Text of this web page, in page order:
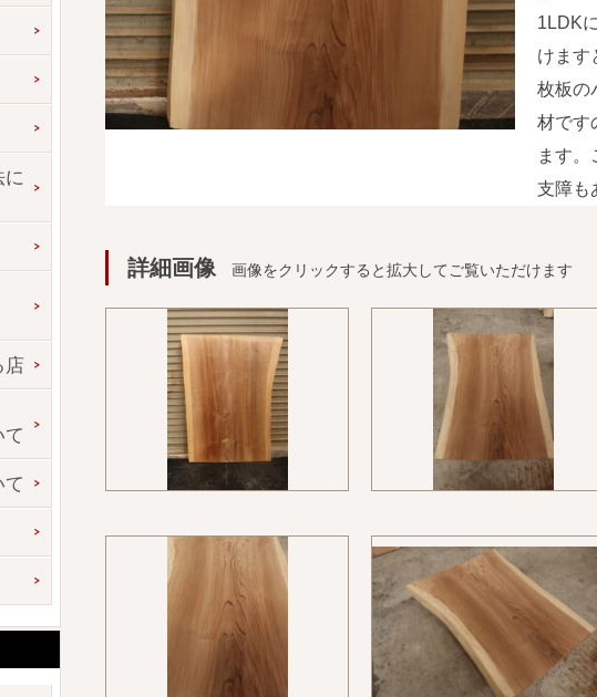
1LDK
けます
枚板の
材です
ます
支障も
詳細画像 画像をクリックすると拡大してご覧いただけます
に
店
て
て